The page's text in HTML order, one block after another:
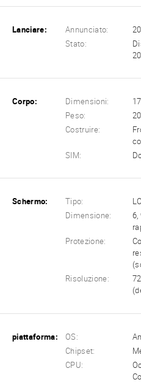
Lanciare: Annunciato:
Stato:
Corpo: Dimensioni:
Peso:
Costruire:
SIM:
Schermo: Tipo:
Dimensione:
6,
Protezione:
Risoluzione:
piattaforma: OS:
Chipset:
CPU: